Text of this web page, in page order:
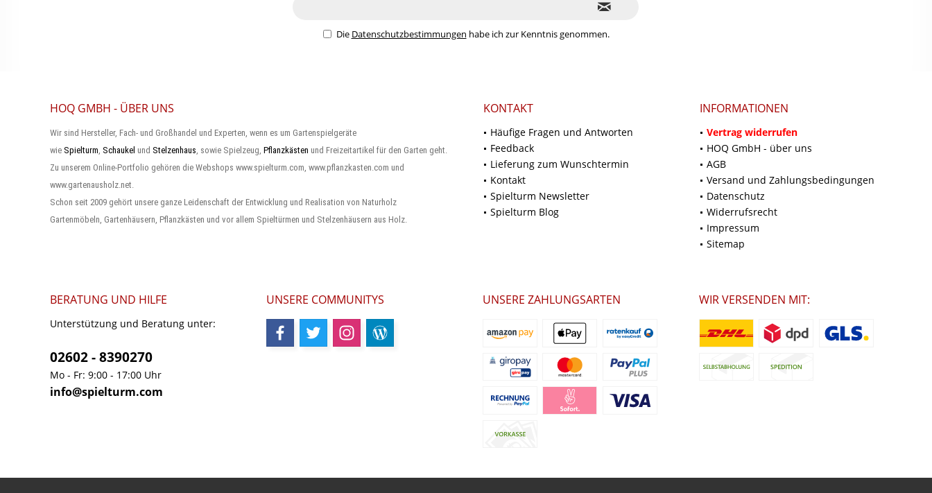
Die Datenschutzbestimmungen habe ich zur Kenntnis genommen.
HOQ GMBH - ÜBER UNS
Wir sind Hersteller, Fach- und Großhandel und Experten, wenn es um Gartenspielgeräte
wie Spielturm Schaukel und Stelzenhaus , sowie Spielzeug, Pflanzkästen und Freizeitartikel für den Garten geht.
Zu unserem Online-Portfolio gehören die Webshops www.spielturm.com, www.pflanzkasten.com und
www.gartenausholz.net.
Schon seit 2009 gehört unsere ganze Leidenschaft der Entwicklung und Realisation von Naturholz
Gartenmöbeln, Gartenhäusern, Pflanzkästen und vor allem Spieltürmen und Stelzenhäusern aus Holz.
KONTAKT
Häufige Fragen und Antworten
Feedback
Lieferung zum Wunschtermin
Kontakt
Spielturm Newsletter
Spielturm Blog
INFORMATIONEN
Vertrag widerrufen
HOQ GmbH - über uns
AGB
Versand und Zahlungsbedingungen
Datenschutz
Widerrufsrecht
Impressum
Sitemap
BERATUNG UND HILFE
Unterstützung und Beratung unter:
02602 - 8390270
Mo - Fr: 9:00 - 17:00 Uhr
info@spielturm.com
UNSERE COMMUNITYS UNSERE ZAHLUNGSARTEN WIR VERSENDEN MIT: